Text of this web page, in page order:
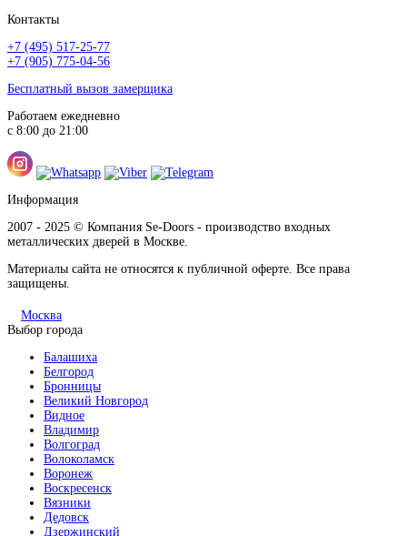
Контакты
+7 (495) 517-25-77
+7 (905) 775-04-56
Бесплатный вызов замерщика
Работаем ежедневно
с 8:00 до 21:00
Информация
2007 - 2025 © Компания Se-Doors - производство входных
металлических дверей в Москве.
Материалы сайта не относятся к публичной оферте. Все права
защищены.
Москва
Выбор города
Балашиха
Белгород
Бронницы
Великий Новгород
Видное
Владимир
Волгоград
Волоколамск
Воронеж
Воскресенск
Вязники
Дедовск
Дзержинский